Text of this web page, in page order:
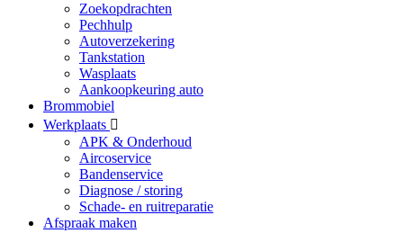
Zoekopdrachten
Pechhulp
Autoverzekering
Tankstation
Wasplaats
Aankoopkeuring auto
Brommobiel
Werkplaats
APK & Onderhoud
Aircoservice
Bandenservice
Diagnose / storing
Schade- en ruitreparatie
Afspraak maken